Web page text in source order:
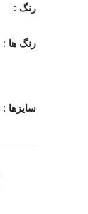
رنگ :
رنگ ها :
سایزها :